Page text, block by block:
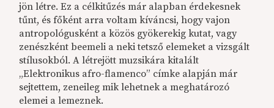
jön létre. Ez a célkitűzés már alapban érdekesnek
tűnt, és főként arra voltam kíváncsi, hogy vajon
antropológusként a közös gyökerekig kutat, vagy
zenészként beemeli a neki tetsző elemeket a vizsgált
stílusokból. A létrejött muzsikára kitalált
„Elektronikus afro-flamenco” címke alapján már
sejtettem, zeneileg mik lehetnek a meghatározó
elemei a lemeznek.